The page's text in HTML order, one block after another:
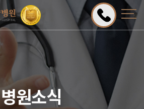
병원소식